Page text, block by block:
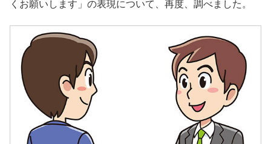
くお願いします」の表現について、再度、調べました。